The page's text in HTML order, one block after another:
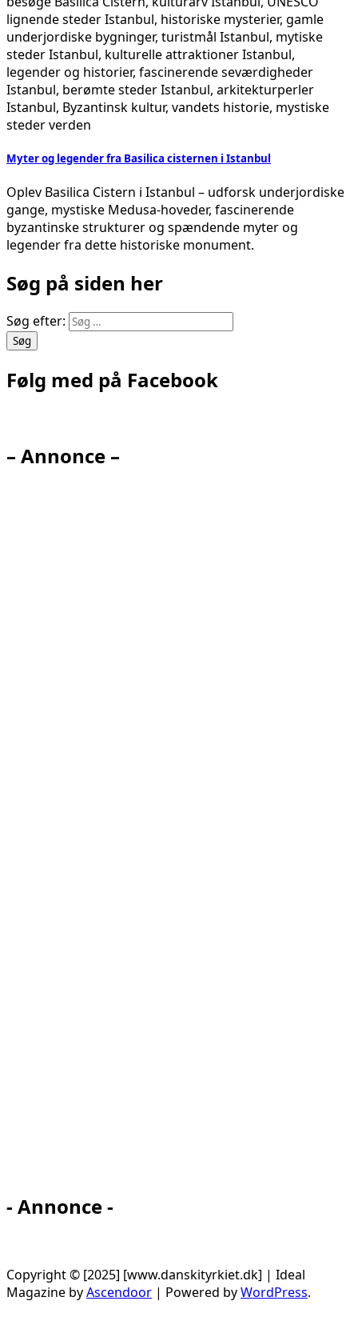
Myter og legender fra Basilica cisternen i Istanbul
Oplev Basilica Cistern i Istanbul – udforsk underjordiske
gange, mystiske Medusa-hoveder, fascinerende
byzantinske strukturer og spændende myter og
legender fra dette historiske monument.
Søg på siden her
Søg efter:
Følg med på Facebook
– Annonce –
- Annonce -
Copyright © [2025] [www.danskityrkiet.dk] | Ideal
Magazine byAscendoor | Powered byWordPress.